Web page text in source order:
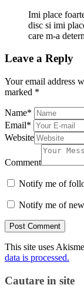
Imi place
disc si imi
care m-a
Leave a Reply
Your email address
marked *
Name*
Email*
Website
Comment
Notify me of
Notify me of
This site uses
data is processed.
Cautare in site